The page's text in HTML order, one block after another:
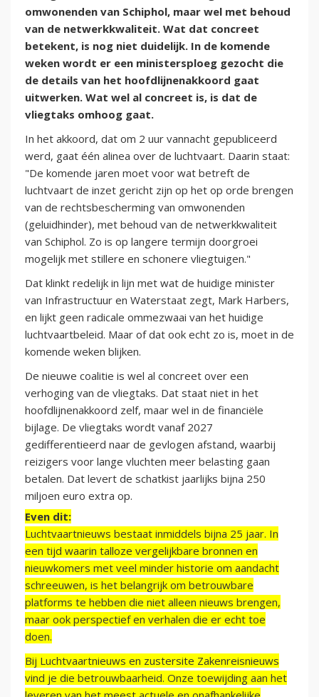
omwonenden van Schiphol, maar wel met behoud
van de netwerkkwaliteit. Wat dat concreet
betekent, is nog niet duidelijk. In de komende
weken wordt er een ministersploeg gezocht die
de details van het hoofdlijnenakkoord gaat
uitwerken. Wat wel al concreet is, is dat de
vliegtaks omhoog gaat.
In het akkoord, dat om 2 uur vannacht gepubliceerd
werd, gaat één alinea over de luchtvaart. Daarin staat:
"De komende jaren moet voor wat betreft de
luchtvaart de inzet gericht zijn op het op orde brengen
van de rechtsbescherming van omwonenden
(geluidhinder), met behoud van de netwerkkwaliteit
van Schiphol. Zo is op langere termijn doorgroei
mogelijk met stillere en schonere vliegtuigen."
Dat klinkt redelijk in lijn met wat de huidige minister
van Infrastructuur en Waterstaat zegt, Mark Harbers,
en lijkt geen radicale ommezwaai van het huidige
luchtvaartbeleid. Maar of dat ook echt zo is, moet in de
komende weken blijken.
De nieuwe coalitie is wel al concreet over een
verhoging van de vliegtaks. Dat staat niet in het
hoofdlijnenakkoord zelf, maar wel in de financiële
bijlage. De vliegtaks wordt vanaf 2027
gedifferentieerd naar de gevlogen afstand, waarbij
reizigers voor lange vluchten meer belasting gaan
betalen. Dat levert de schatkist jaarlijks bijna 250
miljoen euro extra op.
Even dit:
Luchtvaartnieuws bestaat inmiddels bijna 25 jaar. In
een tijd waarin talloze vergelijkbare bronnen en
nieuwkomers met veel minder historie om aandacht
schreeuwen, is het belangrijk om betrouwbare
platforms te hebben die niet alleen nieuws brengen,
maar ook perspectief en verhalen die er echt toe
doen.
Bij Luchtvaartnieuws en zustersite Zakenreisnieuws
vind je die betrouwbaarheid. Onze toewijding aan het